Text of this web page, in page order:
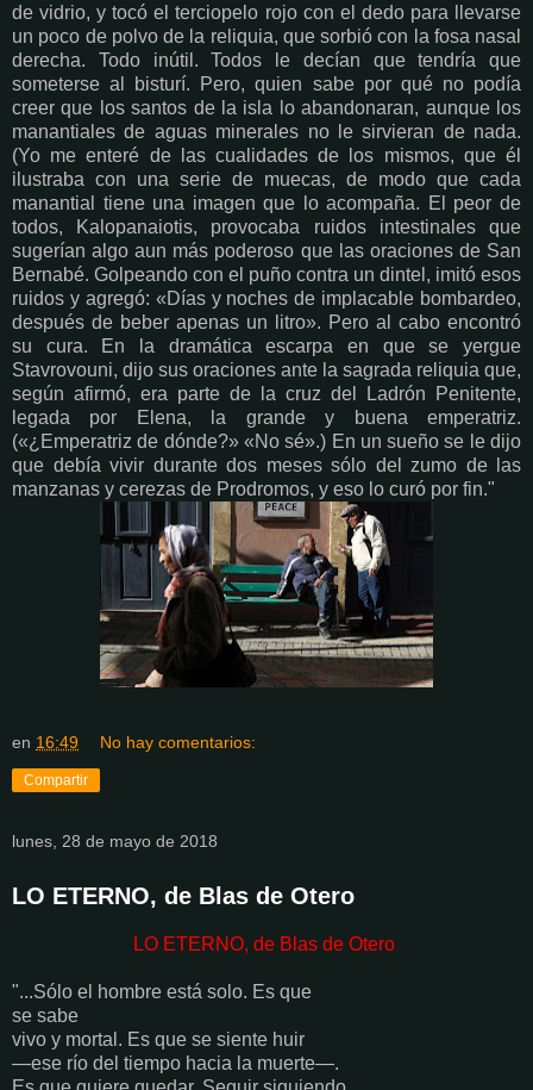
de vidrio, y tocó el terciopelo rojo con el dedo para llevarse
un poco de polvo de la reliquia, que sorbió con la fosa nasal
derecha. Todo inútil. Todos le decían que tendría que
someterse al bisturí. Pero, quien sabe por qué no podía
creer que los santos de la isla lo abandonaran, aunque los
manantiales de aguas minerales no le sirvieran de nada.
(Yo me enteré de las cualidades de los mismos, que él
ilustraba con una serie de muecas, de modo que cada
manantial tiene una imagen que lo acompaña. El peor de
todos, Kalopanaiotis, provocaba ruidos intestinales que
sugerían algo aun más poderoso que las oraciones de San
Bernabé. Golpeando con el puño contra un dintel, imitó esos
ruidos y agregó: «Días y noches de implacable bombardeo,
después de beber apenas un litro». Pero al cabo encontró
su cura. En la dramática escarpa en que se yergue
Stavrovouni, dijo sus oraciones ante la sagrada reliquia que,
según afirmó, era parte de la cruz del Ladrón Penitente,
legada por Elena, la grande y buena emperatriz.
(«¿Emperatriz de dónde?» «No sé».) En un sueño se le dijo
que debía vivir durante dos meses sólo del zumo de las
manzanas y cerezas de Prodromos, y eso lo curó por fin."
en 16:49 No hay comentarios:
Compartir
lunes, 28 de mayo de 2018
LO ETERNO, de Blas de Otero
LO ETERNO, de Blas de Otero
"...Sólo el hombre está solo. Es que
se sabe
vivo y mortal. Es que se siente huir
—ese río del tiempo hacia la muerte—.